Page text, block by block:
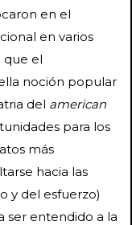
en el
en varios
que el
noción popular
del american
para los
más
hacia las
y del esfuerzo)
ser entendido a la